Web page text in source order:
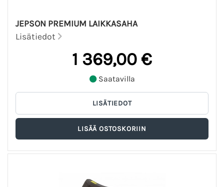
JEPSON PREMIUM LAIKKASAHA
Lisätiedot
1 369,00 €
Saatavilla